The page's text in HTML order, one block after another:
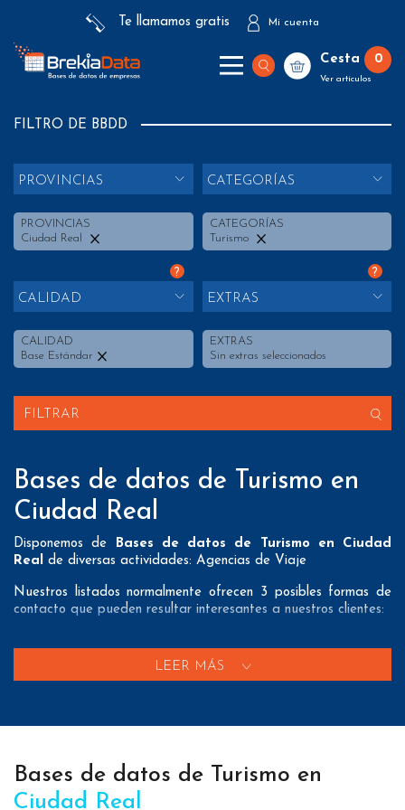
Te llamamos gratis Mi cuenta
Cesta 0
Ver artículos
FILTRO DE BBDD
PROVINCIAS
PROVINCIAS
Ciudad Real
CATEGORÍAS
CATEGORÍAS
Turismo
?
CALIDAD
CALIDAD
Base Estándar
?
EXTRAS
EXTRAS
Sin extras seleccionados
FILTRAR
Bases de datos de Turismo en
Ciudad Real
Disponemos de Bases de datos de Turismo en Ciudad
Real de diversas actividades: Agencias de Viaje
Nuestros listados normalmente ofrecen 3 posibles formas de
contacto que pueden resultar interesantes a nuestros clientes:
de Turismo en Ciudad Real tienen todos los datos necesarios
A nivel deteléfonosnuestros/as Listados de empresas de
realizar exitosas campañas de telemarketing.
LEER MÁS
Bases de datos de Turismo en
Ciudad Real